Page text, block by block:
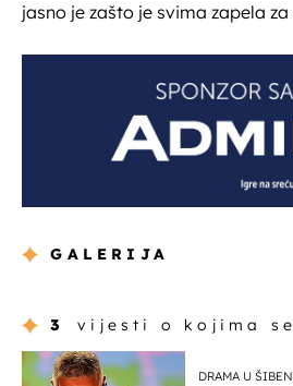
jasno je zašto je svima zapela za
GALERIJA
3 vijesti o kojima
DRAMA U